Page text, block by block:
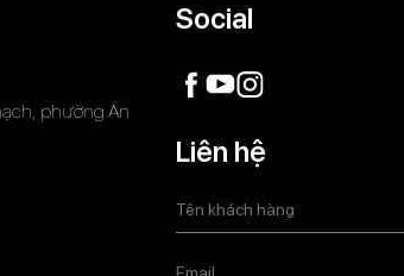
phường An
Social
Liên hệ